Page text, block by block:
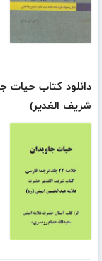
شریف الغدیر)